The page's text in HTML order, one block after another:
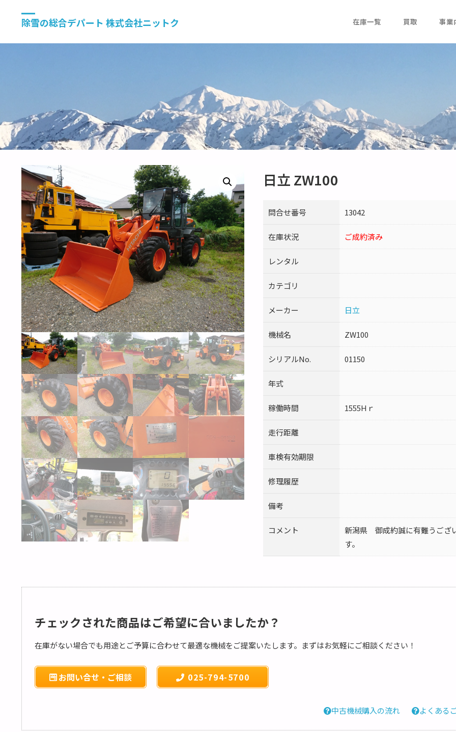
除雪の総合デパート 株式会社ニットク 在庫一覧 買取 事業
日立 ZW100
問合せ番号 13042
在庫状況 ご成約済み
レンタル
カテゴリ
メーカー 日立
機械名 ZW100
シリアルNo. 01150
年式
稼働時間 1555Hｒ
走行距離
車検有効期限
修理履歴
備考
コメント
新潟県 御成約誠に有難うござ
す。
チェックされた商品はご希望に合いましたか？
在庫がない場合でも用途とご予算に合わせて最適な機械をご提案いたします。まずはお気軽にご相談ください！
お問い合せ・ご相談 025-794-5700
中古機械購入の流れ よくある